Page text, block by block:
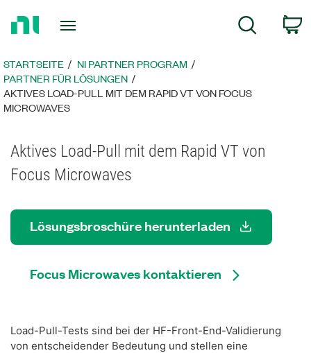
zur
Suche
STARTSEITE
NI PARTNER PROGRAM
PARTNER FÜR LÖSUNGEN
AKTIVES LOAD-PULL MIT DEM RAPID VT VON FOCUS
MICROWAVES
Aktives Load-Pull mit dem Rapid VT von
Focus Microwaves
Lösungsbroschüre herunterladen
Focus Microwaves kontaktieren
Load-Pull-Tests sind bei der HF-Front-End-Validierung
von entscheidender Bedeutung und stellen eine